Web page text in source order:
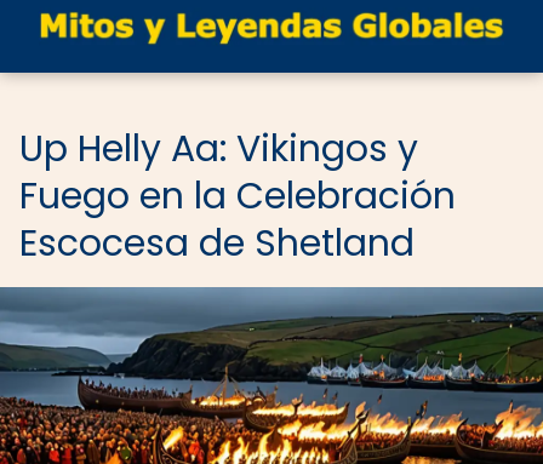
Up Helly Aa: Vikingos y
Fuego en la Celebración
Escocesa de Shetland